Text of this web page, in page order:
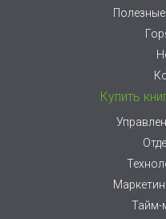
Купить
Тайм-